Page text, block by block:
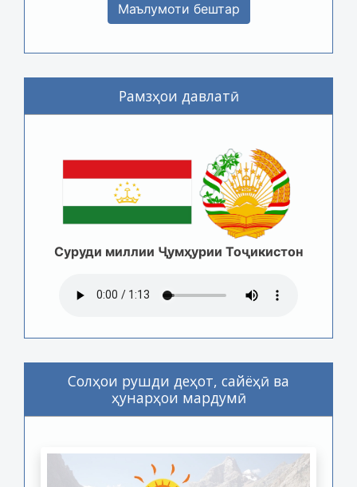
Маълумоти бештар
Рамзҳои давлатӣ
Суруди миллии Ҷумҳурии Тоҷикистон
Солҳои рушди деҳот, сайёҳӣ ва
ҳунарҳои мардумӣ